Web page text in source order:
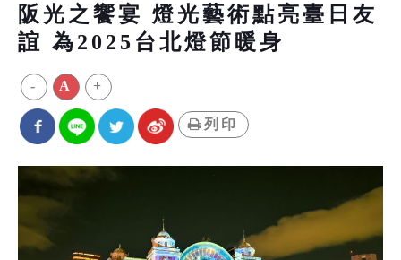
阪光之饗宴 燈光藝術點亮臺日友
誼 為2025台北燈節暖身
- A +
列印